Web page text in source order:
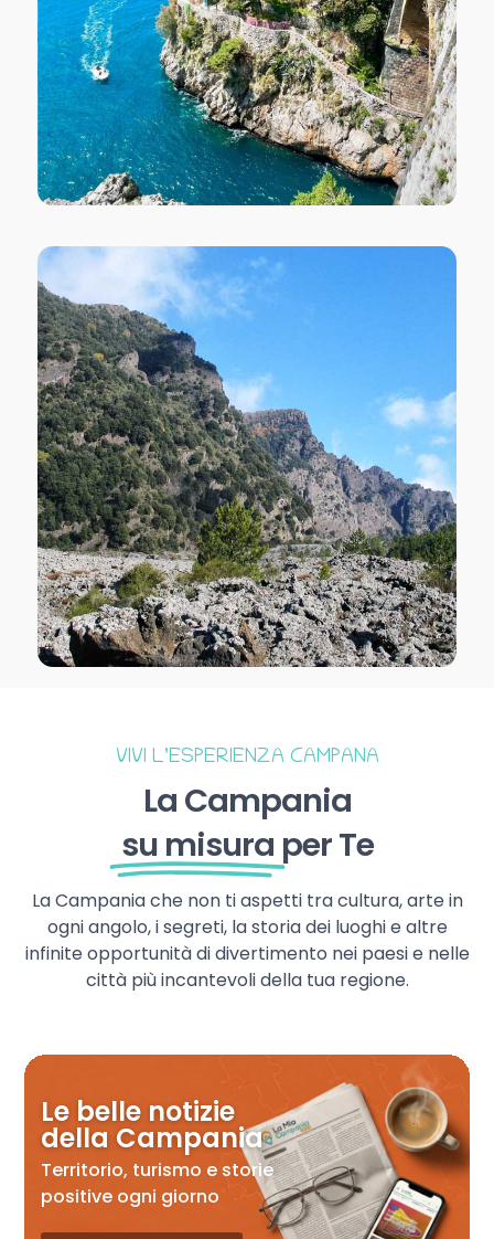
VIVI L’ESPERIENZA CAMPANA
La Campania
su misura per Te
La Campania che non ti aspetti tra cultura, arte in
ogni angolo, i segreti, la storia dei luoghi e altre
infinite opportunità di divertimento nei paesi e nelle
città più incantevoli della tua regione.
Le belle notizie
della Campania
Territorio, turismo e storie
positive ogni giorno